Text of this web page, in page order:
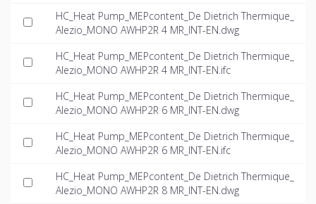
HC_Heat Pump_MEPcontent_De Dietrich Thermique_
Alezio_MONO AWHP2R 4 MR_INT-EN.dwg
HC_Heat Pump_MEPcontent_De Dietrich Thermique_
Alezio_MONO AWHP2R 4 MR_INT-EN.ifc
HC_Heat Pump_MEPcontent_De Dietrich Thermique_
Alezio_MONO AWHP2R 6 MR_INT-EN.dwg
HC_Heat Pump_MEPcontent_De Dietrich Thermique_
Alezio_MONO AWHP2R 6 MR_INT-EN.ifc
HC_Heat Pump_MEPcontent_De Dietrich Thermique_
Alezio_MONO AWHP2R 8 MR_INT-EN.dwg